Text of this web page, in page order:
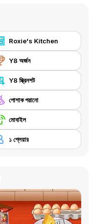
Roxie's Kitchen
Y8 অর্জন
Y8 স্ক্রিনশট
পোশাক পরানো
মোবাইল
১ প্লেয়ার